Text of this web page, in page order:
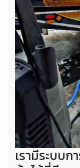
เรามีระบบ